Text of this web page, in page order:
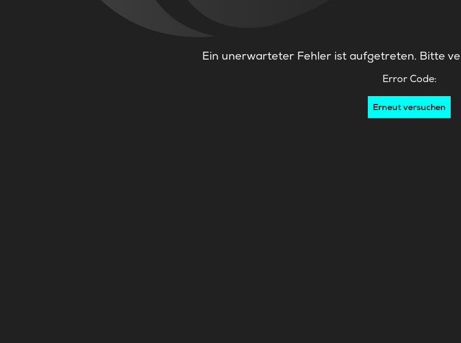
Ein unerwarteter Fehler ist aufgetreten. Bitte
Error Code:
Erneut versuchen